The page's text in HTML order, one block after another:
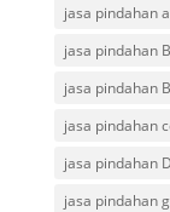
jasa pindahan
jasa pindahan
jasa pindahan
jasa pindahan
jasa pindahan
jasa pindahan